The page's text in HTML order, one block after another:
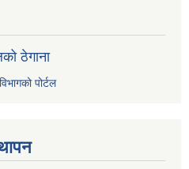
ठेगाना
पोर्टल